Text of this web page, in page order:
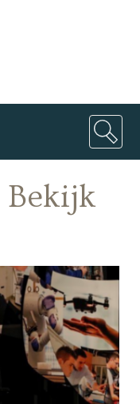
Bekijk